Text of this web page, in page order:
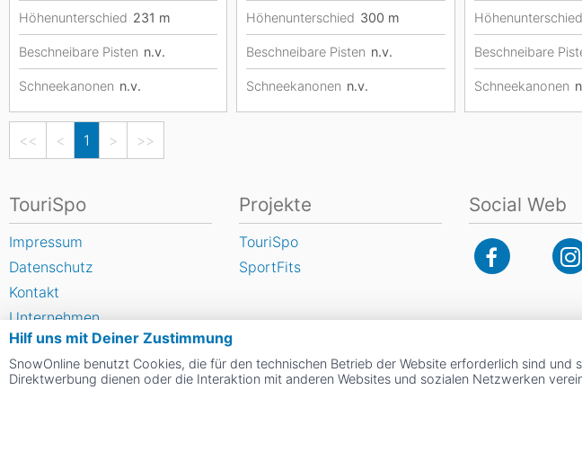
Höhenunterschied 231 m
Beschneibare Pisten n.v.
Schneekanonen n.v.
Höhenunterschied 300 m
Beschneibare Pisten n.v.
Schneekanonen n.v.
Höhenunterschied
Beschneibare
Schneekanonen
<< < 1 > >>
Hilf uns mit Deiner Zustimmung
SnowOnline benutzt Cookies, die für den technischen Betrieb der Website erforderlich sind
Direktwerbung dienen oder die Interaktion mit anderen Websites und sozialen Netzwerken
TouriSpo
Impressum
Datenschutz
Kontakt
Unternehmen
FAQ
Newsletter
Projekte
TouriSpo
SportFits
Social Web